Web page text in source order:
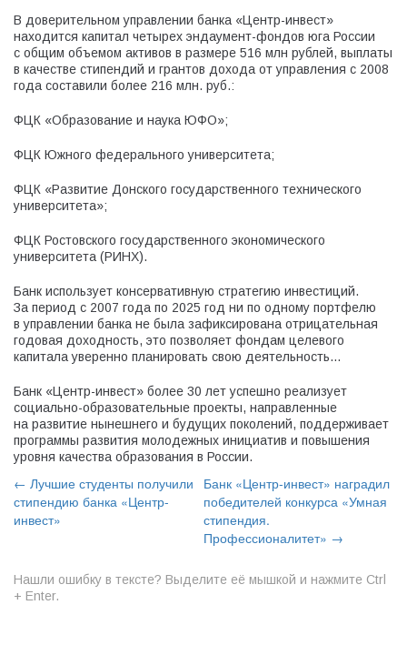
В доверительном управлении банка «Центр-инвест»
находится капитал четырех эндаумент-фондов юга России
с общим объемом активов в размере 516 млн рублей, выплаты
в качестве стипендий и грантов дохода от управления с 2008
года составили более 216 млн. руб.:
ФЦК «Образование и наука ЮФО»;
ФЦК Южного федерального университета;
ФЦК «Развитие Донского государственного технического
университета»;
ФЦК Ростовского государственного экономического
университета (РИНХ).
Банк использует консервативную стратегию инвестиций.
За период с 2007 года по 2025 год ни по одному портфелю
в управлении банка не была зафиксирована отрицательная
годовая доходность, это позволяет фондам целевого
капитала уверенно планировать свою деятельность
программы.
Банк «Центр-инвест» более 30 лет успешно реализует
социально-образовательные проекты, направленные
на развитие нынешнего и будущих поколений, поддерживает
программы развития молодежных инициатив и повышения
уровня качества образования в России.
← Лучшие студенты получили
стипендию банка «Центр-
инвест»
Банк «Центр-инвест» наградил
победителей конкурса «Умная
стипендия.
Профессионалитет» →
Нашли ошибку в тексте? Выделите её мышкой и нажмите Ctrl
+ Enter.